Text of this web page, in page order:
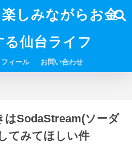
しみながらお金
る仙台ライフ
ィール お問い合わせ
はSodaStream(ソーダ
てみてほしい件